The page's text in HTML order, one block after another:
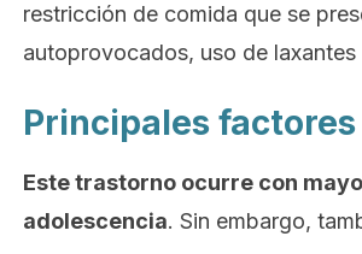
restricción de comida que se
autoprovocados, uso de
Principales
Este trastorno ocurre con
adolescencia. Sin embargo,